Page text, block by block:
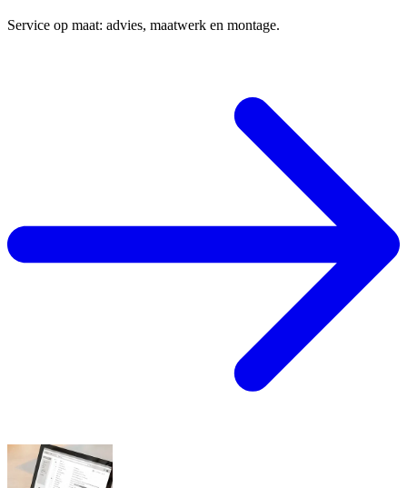
Service op maat: advies, maatwerk en montage.